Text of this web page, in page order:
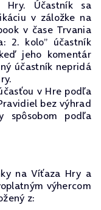
Hry. Účastník sa
v záložke na
v čase Trvania
2. kolo” účastník
jeho komentár
účastník nepridá
v Hre podľa
bez výhrad
spôsobom podľa
na Víťaza Hry a
výhercom
z: